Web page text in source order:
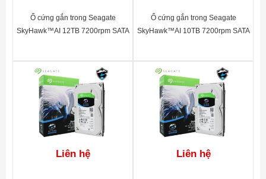
Ổ cứng gắn trong Seagate
SkyHawk™AI 12TB 7200rpm SATA
Ổ cứng gắn trong Seagate
SkyHawk™AI 10TB 7200rpm SATA
Liên hệ Liên hệ